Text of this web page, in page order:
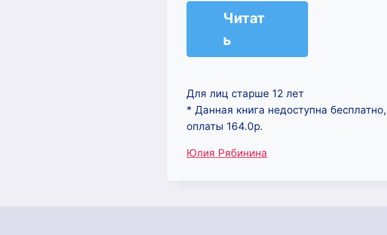
Читат
ь
Для лиц старше 12 лет
* Данная книга недоступна
оплаты 164.0р.
Метки
Юлия Рябинина